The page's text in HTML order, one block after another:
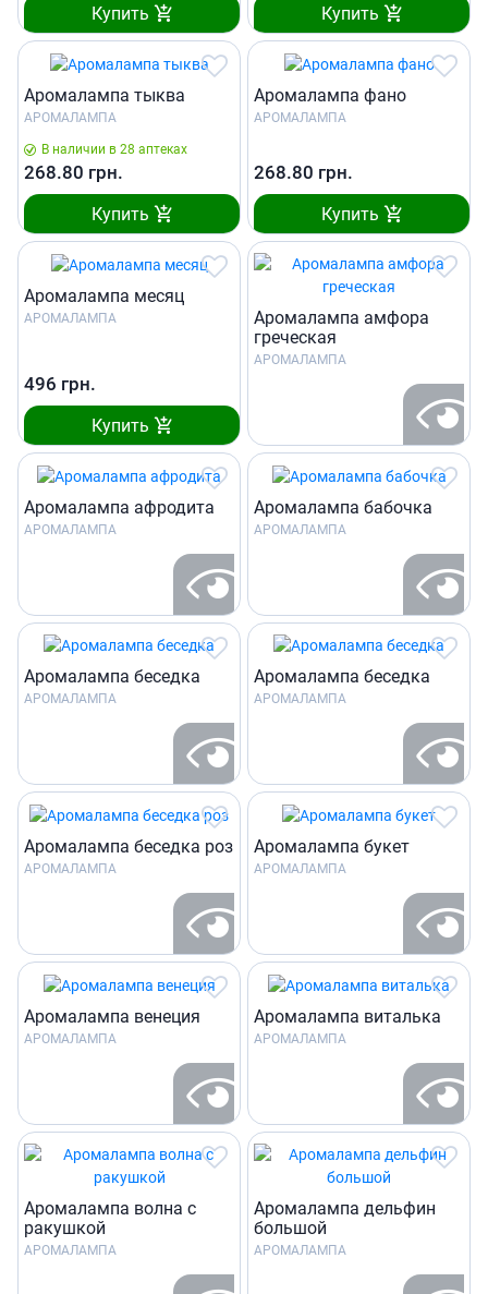
Купить Купить
Аромалампа тыква
АРОМАЛАМПА
В наличии в 28 аптеках
268.80 грн.
Купить
Аромалампа фано
АРОМАЛАМПА
268.80 грн.
Купить
Аромалампа месяц
АРОМАЛАМПА
496 грн.
Купить
Аромалампа амфора
греческая
АРОМАЛАМПА
Аромалампа афродита
АРОМАЛАМПА
Аромалампа бабочка
АРОМАЛАМПА
Аромалампа беседка
АРОМАЛАМПА
Аромалампа беседка
АРОМАЛАМПА
Аромалампа беседка роз
АРОМАЛАМПА
Аромалампа букет
АРОМАЛАМПА
Аромалампа венеция
АРОМАЛАМПА
Аромалампа виталька
АРОМАЛАМПА
Аромалампа волна с
ракушкой
АРОМАЛАМПА
Аромалампа дельфин
большой
АРОМАЛАМПА